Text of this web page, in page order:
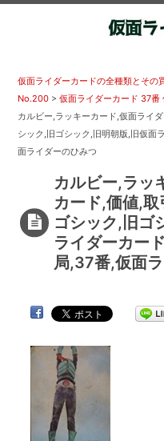
仮面ライダーカードの全種類とその
No.200 >仮面ライダーカード 37
カルビー,ラッキーカード,仮面ライ
シック,旧ゴシック,旧明朝版,旧仮面
面ライダーのひみつ
カルビー,ラッ
カード,価値,
ゴシック,旧ゴ
ライダーカー
局,37番,仮面